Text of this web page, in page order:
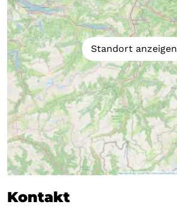
Standort anzeigen
Kontakt